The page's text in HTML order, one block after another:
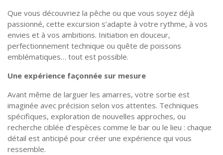
Que vous découvriez la pêche ou que vous soyez déjà
passionné, cette excursion s’adapte à votre rythme, à vos
envies et à vos ambitions. Initiation en douceur,
perfectionnement technique ou quête de poissons
emblématiques… tout est possible.
Une expérience façonnée sur mesure
Avant même de larguer les amarres, votre sortie est
imaginée avec précision selon vos attentes. Techniques
spécifiques, exploration de nouvelles approches, ou
recherche ciblée d’espèces comme le bar ou le lieu : chaque
détail est anticipé pour créer une expérience qui vous
ressemble.